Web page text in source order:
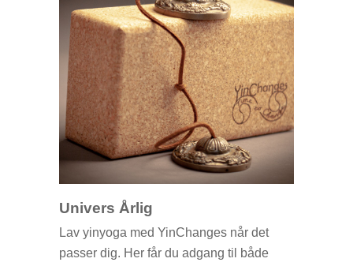
Univers Årlig
Lav yinyoga med YinChanges når det
passer dig. Her får du adgang til både